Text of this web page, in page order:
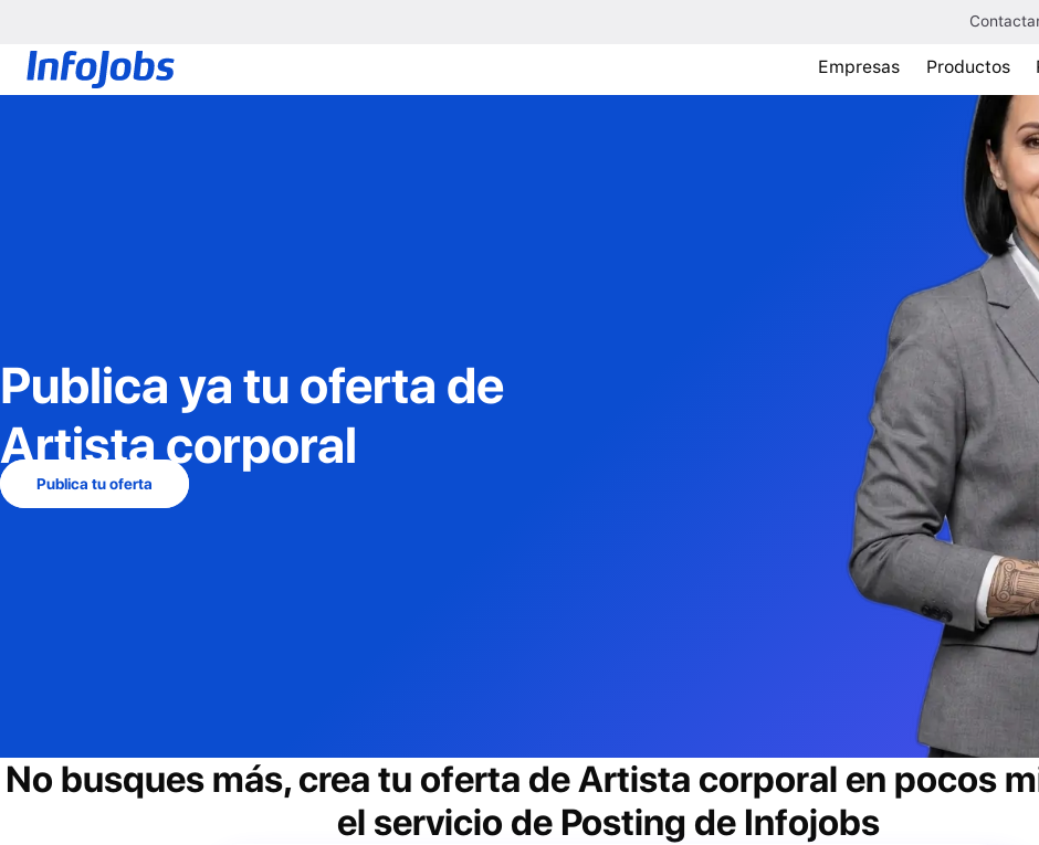
Empresas Productos
Publica ya tu oferta de
Artista corporal
Publica tu oferta
No busques más, crea tu oferta deArtista corporal en pocos
el servicio de Posting de Infojobs